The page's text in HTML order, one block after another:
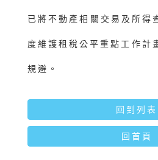
已將不動產相關交易及所得
度維護租稅公平重點工作計
規避。
回到列表
回首頁